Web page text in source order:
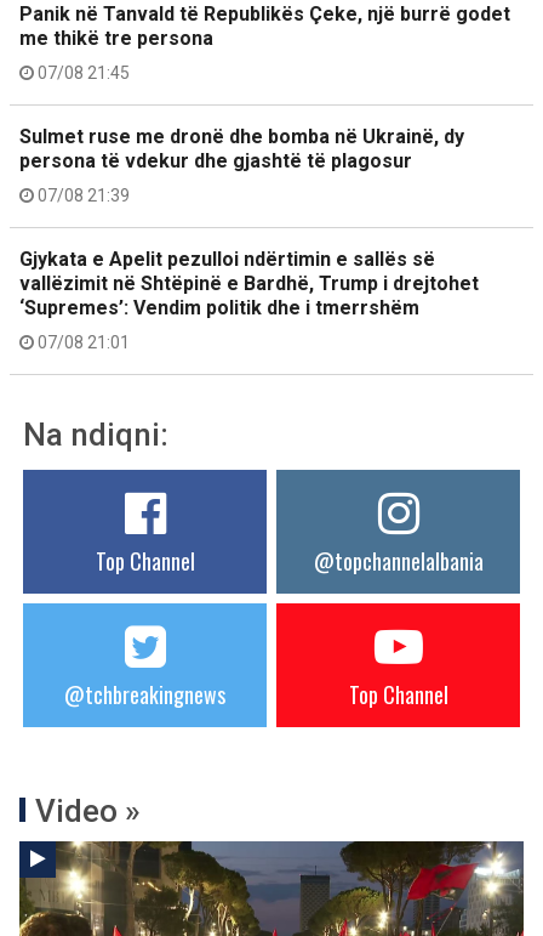
Panik në Tanvald të Republikës Çeke, një burrë godet
me thikë tre persona
07/08 21:45
Sulmet ruse me dronë dhe bomba në Ukrainë, dy
persona të vdekur dhe gjashtë të plagosur
07/08 21:39
Gjykata e Apelit pezulloi ndërtimin e sallës së
vallëzimit në Shtëpinë e Bardhë, Trump i drejtohet
‘Supremes’: Vendim politik dhe i tmerrshëm
07/08 21:01
Na ndiqni:
Top Channel @topchannelalbania
@tchbreakingnews Top Channel
Video »